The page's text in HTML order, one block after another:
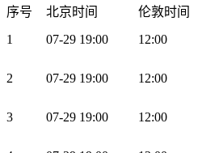
序号 北京时间 伦敦时间
1
07-29 19:00 12:00
2 07-29 19:00 12:00
3 07-29 19:00 12:00